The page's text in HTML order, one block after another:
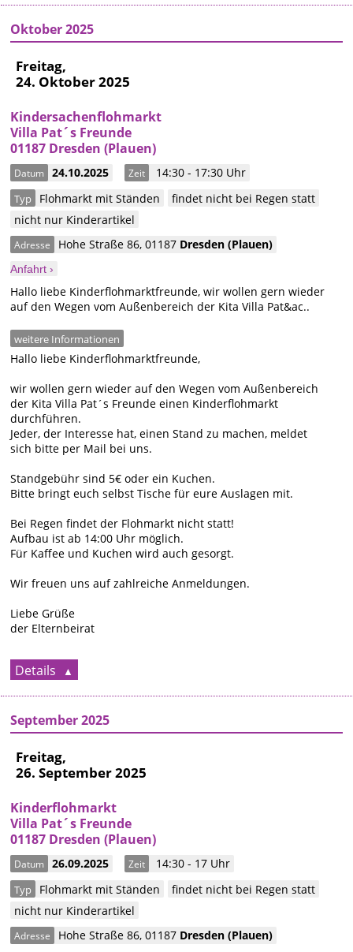
Oktober 2025
Freitag,
24. Oktober 2025
Kindersachenflohmarkt
Villa Pat´s Freunde
01187 Dresden (Plauen)
Datum 24.10.2025 Zeit 14:30 - 17:30 Uhr
Typ Flohmarkt mit Ständen
findet nicht bei Regen statt
nicht nur Kinderartikel
Adresse Hohe Straße 86,01187 Dresden(Plauen)
Anfahrt ›
Hallo liebe Kinderflohmarktfreunde, wir wollen gern wieder
auf den Wegen vom Außenbereich der Kita Villa Pat&ac..
weitere Informationen
Hallo liebe Kinderflohmarktfreunde,
wir wollen gern wieder auf den Wegen vom Außenbereich
der Kita Villa Pat´s Freunde einen Kinderflohmarkt
durchführen.
Jeder, der Interesse hat, einen Stand zu machen, meldet
sich bitte per Mail bei uns.
Standgebühr sind 5€ oder ein Kuchen.
Bitte bringt euch selbst Tische für eure Auslagen mit.
Bei Regen findet der Flohmarkt nicht statt!
Aufbau ist ab 14:00 Uhr möglich.
Für Kaffee und Kuchen wird auch gesorgt.
Wir freuen uns auf zahlreiche Anmeldungen.
Liebe Grüße
der Elternbeirat
Details
September 2025
Freitag,
26. September 2025
Kinderflohmarkt
Villa Pat´s Freunde
01187 Dresden (Plauen)
Datum 26.09.2025 Zeit 14:30 - 17 Uhr
Typ Flohmarkt mit Ständen
findet nicht bei Regen statt
nicht nur Kinderartikel
Adresse Hohe Straße 86,01187 Dresden(Plauen)